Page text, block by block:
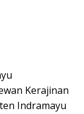
Kerajinan
Indramayu